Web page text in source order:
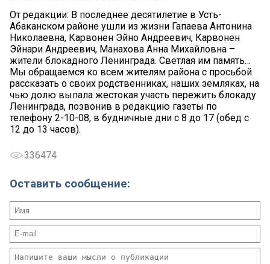
От редакции: В последнее десятилетие в Усть-
Абаканском районе ушли из жизни Гапаева Антонина
Николаевна, Карвонен Эйно Андреевич, Карвонен
Эйнари Андреевич, Манахова Анна Михайловна –
жители блокадного Ленинграда. Светлая им память…
Мы обращаемся ко всем жителям района с просьбой
рассказать о своих родственниках, наших земляках, на
чью долю выпала жестокая участь пережить блокаду
Ленинграда, позвонив в редакцию газеты по
телефону 2-10-08, в будничные дни с 8 до 17 (обед с
12 до 13 часов).
336474
Оставить сообщение: